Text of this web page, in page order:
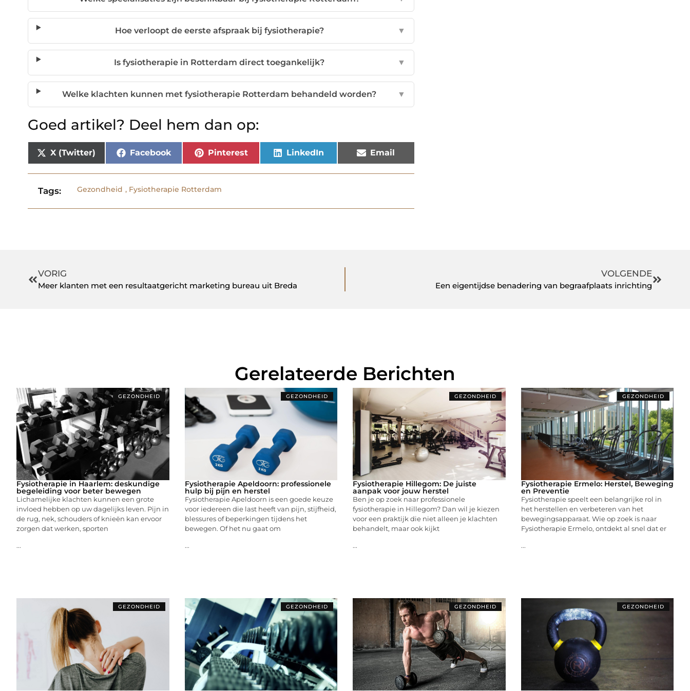
Hoe verloopt de eerste afspraak bij fysiotherapie? ▼
Is fysiotherapie in Rotterdam direct toegankelijk? ▼
Welke klachten kunnen met fysiotherapie Rotterdam behandeld worden? ▼
Goed artikel? Deel hem dan op:
X (Twitter) Facebook Pinterest LinkedIn Email
Tags: Gezondheid , Fysiotherapie Rotterdam
VORIG
Meer klanten met een resultaatgericht marketing bureau uit Breda
VOLGENDE
Een eigentijdse benadering van begraafplaats inrichting
Gerelateerde Berichten
GEZONDHEID
Fysiotherapie in Haarlem: deskundige
begeleiding voor beter bewegen
Lichamelijke klachten kunnen een grote
invloed hebben op uw dagelijks leven. Pijn in
de rug, nek, schouders of knieën kan ervoor
zorgen dat werken, sporten
...
GEZONDHEID
Fysiotherapie Apeldoorn: professionele
hulp bij pijn en herstel
Fysiotherapie Apeldoorn is een goede keuze
voor iedereen die last heeft van pijn, stijfheid,
blessures of beperkingen tijdens het
bewegen. Of het nu gaat om
...
GEZONDHEID
Fysiotherapie Hillegom: De juiste
aanpak voor jouw herstel
Ben je op zoek naar professionele
fysiotherapie in Hillegom? Dan wil je kiezen
voor een praktijk die niet alleen je klachten
behandelt, maar ook kijkt
...
GEZONDHEID
Fysiotherapie Ermelo: Herstel, Beweging
en Preventie
Fysiotherapie speelt een belangrijke rol in
het herstellen en verbeteren van het
bewegingsapparaat. Wie op zoek is naar
Fysiotherapie Ermelo, ontdekt al snel dat er
...
GEZONDHEID GEZONDHEID GEZONDHEID GEZONDHEID